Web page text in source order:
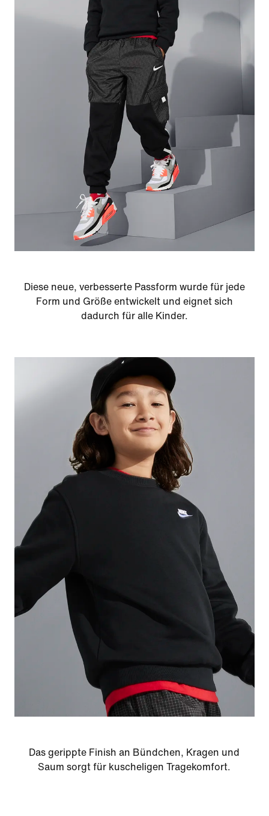
Diese neue, verbesserte Passform wurde für jede
Form und Größe entwickelt und eignet sich
dadurch für alle Kinder.
Das gerippte Finish an Bündchen, Kragen und
Saum sorgt für kuscheligen Tragekomfort.